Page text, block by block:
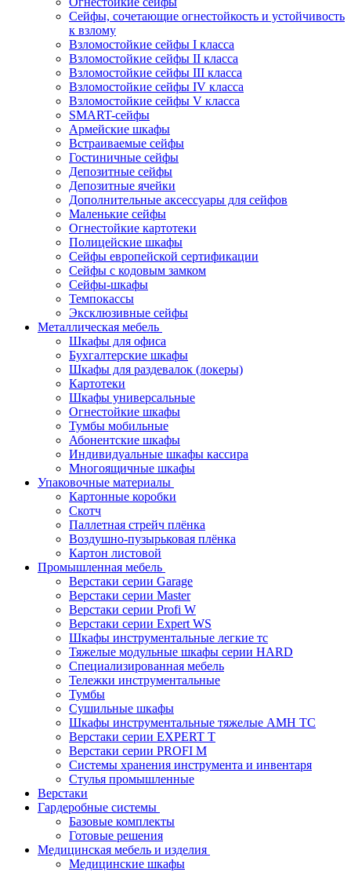
Сейфы, сочетающие огнестойкость и устойчивость
к взлому
Взломостойкие сейфы I класса
Взломостойкие сейфы II класса
Взломостойкие сейфы III класса
Взломостойкие сейфы IV класса
Взломостойкие сейфы V класса
SMART-сейфы
Армейские шкафы
Встраиваемые сейфы
Гостиничные сейфы
Депозитные сейфы
Депозитные ячейки
Дополнительные аксессуары для сейфов
Маленькие сейфы
Огнестойкие картотеки
Полицейские шкафы
Сейфы европейской сертификации
Сейфы с кодовым замком
Сейфы-шкафы
Темпокассы
Эксклюзивные сейфы
Металлическая мебель
Шкафы для офиса
Бухгалтерские шкафы
Шкафы для раздевалок (локеры)
Картотеки
Шкафы универсальные
Огнестойкие шкафы
Тумбы мобильные
Абонентские шкафы
Индивидуальные шкафы кассира
Многоящичные шкафы
Упаковочные материалы
Картонные коробки
Скотч
Паллетная стрейч плёнка
Воздушно-пузырьковая плёнка
Картон листовой
Промышленная мебель
Верстаки серии Garage
Верстаки серии Master
Верстаки серии Profi W
Верстаки серии Expert WS
Шкафы инструментальные легкие тс
Тяжелые модульные шкафы серии HARD
Cпециализированная мебель
Тележки инструментальные
Тумбы
Cушильные шкафы
Шкафы инструментальные тяжелые AMH TC
Верстаки серии EXPERT T
Верстаки серии PROFI M
Системы хранения инструмента и инвентаря
Стулья промышленные
Верстаки
Гардеробные системы
Базовые комплекты
Готовые решения
Медицинская мебель и изделия
Медицинские шкафы